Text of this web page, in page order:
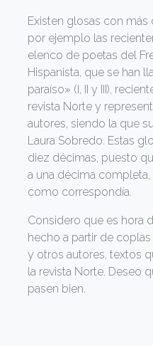
Existen glosas con
por ejemplo las
elenco de poetas del
Hispanista, que se han
paraíso» (I, II y III),
revista Norte y
autores, siendo la que
Laura Sobredo. Estas
diez décimas, puesto
a una décima
como correspondía.
Considero que es hora
hecho a partir de
y otros autores, textos
la revista Norte. Deseo
pasen bien.